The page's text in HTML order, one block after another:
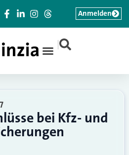
|
Anmelden
bei Kfz- und